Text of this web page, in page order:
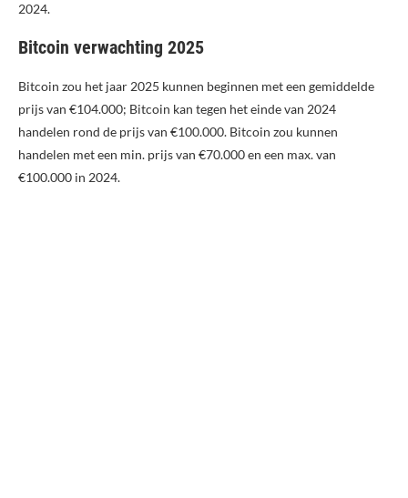
2024.
Bitcoin verwachting 2025
Bitcoin zou het jaar 2025 kunnen beginnen met een gemiddelde
prijs van €104.000; Bitcoin kan tegen het einde van 2024
handelen rond de prijs van €100.000. Bitcoin zou kunnen
handelen met een min. prijs van €70.000 en een max. van
€100.000 in 2024.